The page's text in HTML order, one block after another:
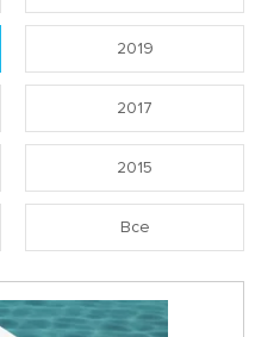
2019
2017
2015
Все